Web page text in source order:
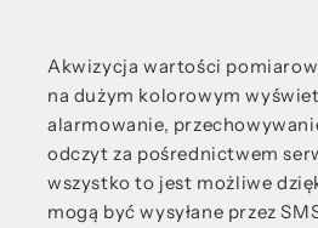
Akwizycja wartości
na dużym kolorowym
alarmowanie,
odczyt za pośrednictwem
wszystko to jest możliwe
mogą być wysyłane przez